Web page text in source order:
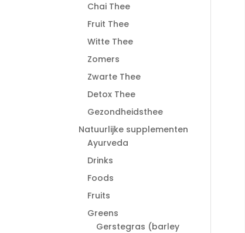
Chai Thee
Fruit Thee
Witte Thee
Zomers
Zwarte Thee
Detox Thee
Gezondheidsthee
Natuurlijke supplementen
Ayurveda
Drinks
Foods
Fruits
Greens
Gerstegras (barley